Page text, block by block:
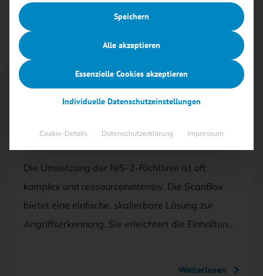
<kes>+
Angriffserkennung mit der ScanBox
Die Umsetzung der NIS-2-Richtlinie ist oft
komplex und ressourcenintensiv. Die ScanBox
bietet eine einfache, skalierbare Lösung zur
Angriffserkennung. Sie erleichtert die Einhaltun…
Weiterlesen
Speichern
Alle akzeptieren
Essenzielle Cookies akzeptieren
Individuelle Datenschutzeinstellungen
Cookie-Details Datenschutzerklärung Impressum